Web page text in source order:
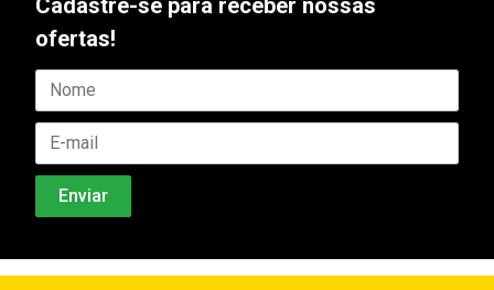
Cadastre-se para receber nossas
ofertas!